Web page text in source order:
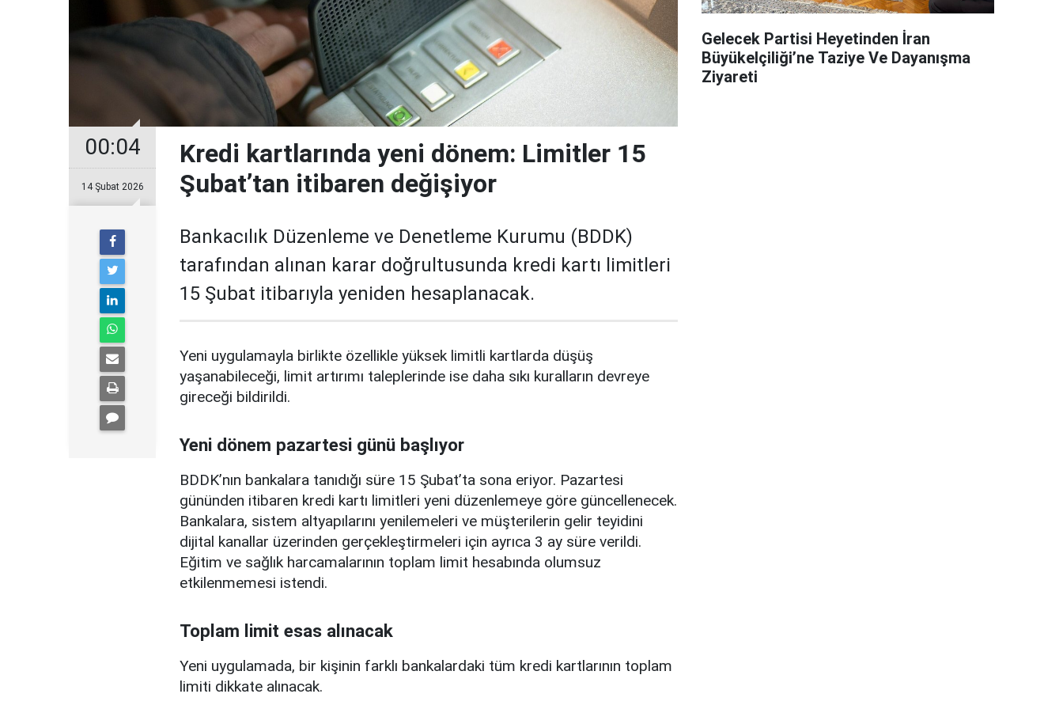
00:04
14 Şubat 2026
Kredi kartlarında yeni dönem: Limitler 15
Şubat’tan itibaren değişiyor
Bankacılık Düzenleme ve Denetleme Kurumu (BDDK)
tarafından alınan karar doğrultusunda kredi kartı limitleri
15 Şubat itibarıyla yeniden hesaplanacak.
Yeni uygulamayla birlikte özellikle yüksek limitli kartlarda düşüş
yaşanabileceği, limit artırımı taleplerinde ise daha sıkı kuralların devreye
gireceği bildirildi.
Yeni dönem pazartesi günü başlıyor
BDDK’nın bankalara tanıdığı süre 15 Şubat’ta sona eriyor. Pazartesi
gününden itibaren kredi kartı limitleri yeni düzenlemeye göre güncellenecek.
Bankalara, sistem altyapılarını yenilemeleri ve müşterilerin gelir teyidini
dijital kanallar üzerinden gerçekleştirmeleri için ayrıca 3 ay süre verildi.
Eğitim ve sağlık harcamalarının toplam limit hesabında olumsuz
etkilenmemesi istendi.
Toplam limit esas alınacak
Yeni uygulamada, bir kişinin farklı bankalardaki tüm kredi kartlarının toplam
limiti dikkate alınacak.
Gelecek Partisi Heyetinden İran
Büyükelçiliği’ne Taziye Ve Dayanışma
Ziyareti